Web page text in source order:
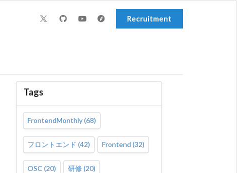
Recruitment
Tags
FrontendMonthly(68)
フロントエンド (42) Frontend (32)
OSC (20) 研修 (20)